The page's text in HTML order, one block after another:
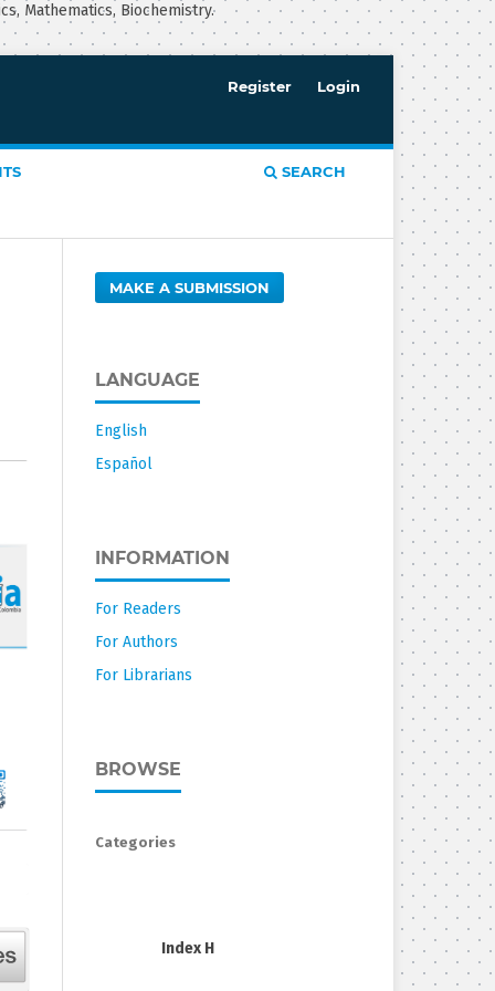
Mathematics, Biochemistry.
SEARCH
Register Login
MAKE A SUBMISSION
LANGUAGE
English
Español
INFORMATION
For Readers
For Authors
For Librarians
BROWSE
Categories
Index H